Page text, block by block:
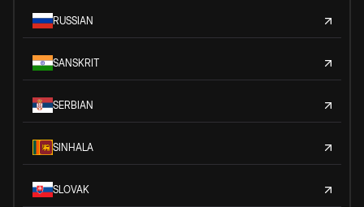
RUSSIAN
SANSKRIT
SERBIAN
SINHALA
SLOVAK